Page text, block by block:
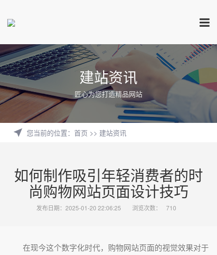
建站资讯
匠心为您打造精品网站
您当前的位置： 首页 >> 建站资讯
如何制作吸引年轻消费者的时
尚购物网站页面设计技巧
发布日期：2025-01-20 22:06:25 浏览次数： 710
在现今这个数字化时代，购物网站页面的视觉效果对于